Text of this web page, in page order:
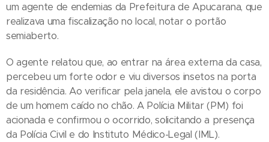
um agente de endemias da Prefeitura de Apucarana, que
realizava uma fiscalização no local, notar o portão
semiaberto.
O agente relatou que, ao entrar na área externa da casa,
percebeu um forte odor e viu diversos insetos na porta
da residência. Ao verificar pela janela, ele avistou o corpo
de um homem caído no chão. A Polícia Militar (PM) foi
acionada e confirmou o ocorrido, solicitando a presença
da Polícia Civil e do Instituto Médico-Legal (IML).